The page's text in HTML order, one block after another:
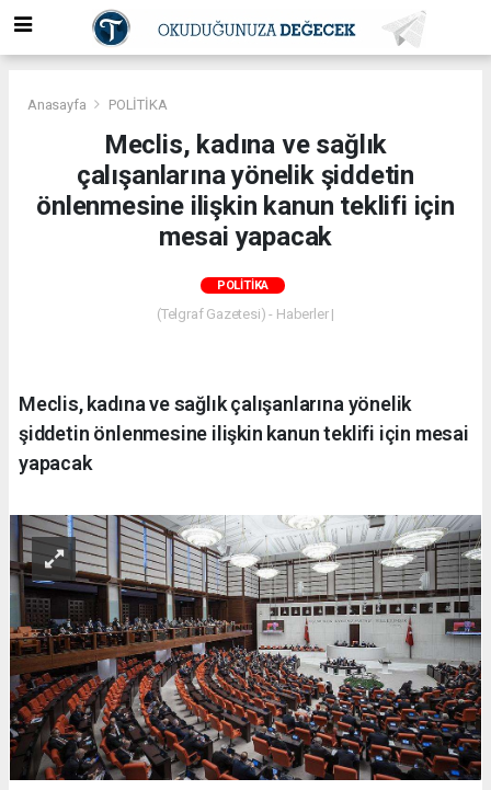
Anasayfa POLİTİKA
Meclis, kadına ve sağlık
çalışanlarına yönelik şiddetin
önlenmesine ilişkin kanun teklifi için
mesai yapacak
POLİTİKA
(Telgraf Gazetesi) - Haberler |
Meclis, kadına ve sağlık çalışanlarına yönelik
şiddetin önlenmesine ilişkin kanun teklifi için mesai
yapacak